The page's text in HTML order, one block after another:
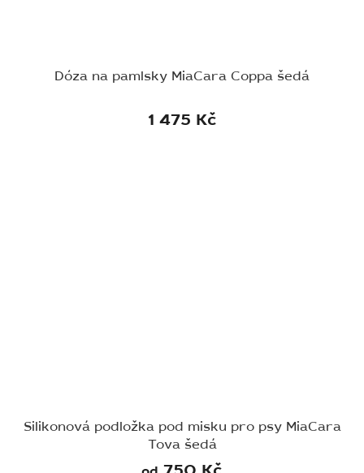
Dóza na pamlsky MiaCara Coppa šedá
1 475 Kč
Silikonová podložka pod misku pro psy MiaCara
Tova šedá